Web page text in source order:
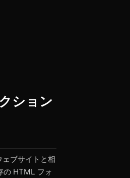
ション
ェブサイトと相
の HTML フォ